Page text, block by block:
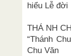
hiểu Lễ đời
THÁ NH
“Thánh
Chu Văn